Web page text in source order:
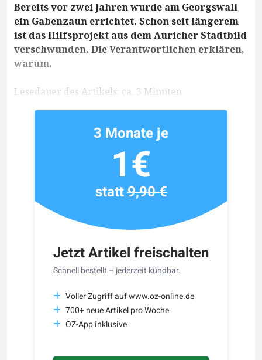
Bereits vor zwei Jahren wurde am Georgswall
ein Gabenzaun errichtet. Schon seit längerem
ist das Hilfsprojekt aus dem Auricher Stadtbild
verschwunden. Die Verantwortlichen erklären,
warum.
Lesedauer des Artikels: ca. 3 Minuten
Jetzt Artikel freischalten
Schnell bestellt – jederzeit kündbar.
Voller Zugriff auf www.oz-online.de
700+ neue Artikel pro Woche
OZ-App inklusive
3 Monate je
1€
statt9,90 €